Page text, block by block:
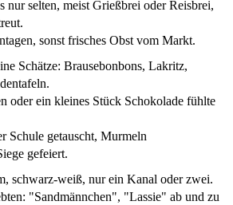
nur selten, meist Grießbrei oder Reisbrei,
sonst frisches Obst vom Markt.
Schätze: Brausebonbons, Lakritz,
oder ein kleines Stück Schokolade fühlte
Schule getauscht, Murmeln
gefeiert.
schwarz-weiß, nur ein Kanal oder zwei.
"Sandmännchen", "Lassie" ab und zu